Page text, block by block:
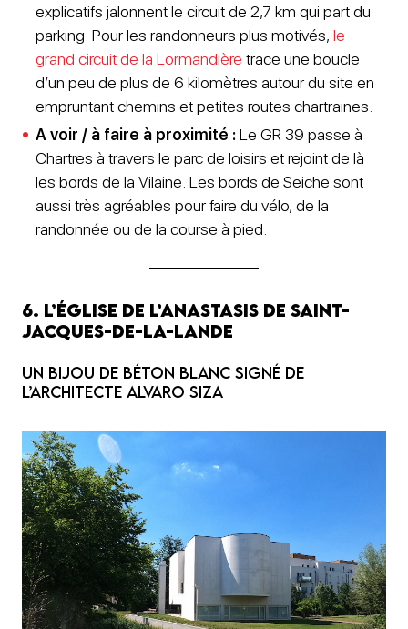
explicatifs jalonnent le circuit de 2,7 km qui part du
parking. Pour les randonneurs plus motivés, le
grand circuit de la Lormandière trace une boucle
d’un peu de plus de 6 kilomètres autour du site en
empruntant chemins et petites routes chartraines.
A voir / à faire à proximité :Le GR 39 passe à
Chartres à travers le parc de loisirs et rejoint de là
les bords de la Vilaine. Les bords de Seiche sont
aussi très agréables pour faire du vélo, de la
randonnée ou de la course à pied.
6. L’église de l’Anastasis de Saint-
Jacques-de-la-Lande
Un bijou de béton blanc signé de
l’architecte Alvaro Siza